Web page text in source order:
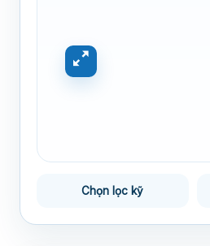
Chọn lọc kỹ